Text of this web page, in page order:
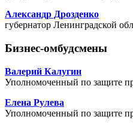
Александр Дрозденко
губернатор Ленинградской
Бизнес-омбудсмены
Валерий Калугин
Уполномоченный по защите
Елена Рулева
Уполномоченный по защите